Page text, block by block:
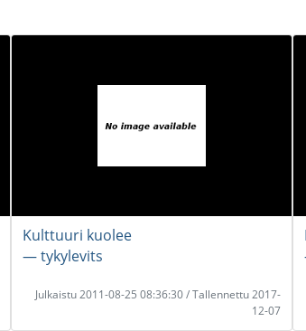
Kulttuuri kuolee
― tykylevits
Julkaistu 2011-08-25 08:36:30 / Tallennettu 2017-
12-07